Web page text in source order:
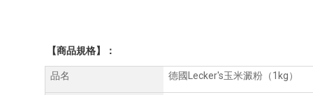
【商品規格】：
品名 德國 Lecker's 玉米澱粉（ 1kg ）